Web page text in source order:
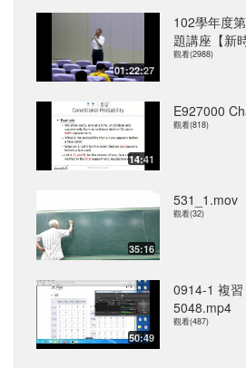
01:22:27
102學年度
題講座【新
觀看(2988)
14:41
E927000
觀看(818)
35:16
531_1.mov
觀看(32)
50:49
0914-1 複
5048.mp4
觀看(487)